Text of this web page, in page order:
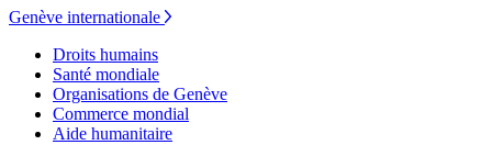
Genève internationale
Droits humains
Santé mondiale
Organisations de Genève
Commerce mondial
Aide humanitaire